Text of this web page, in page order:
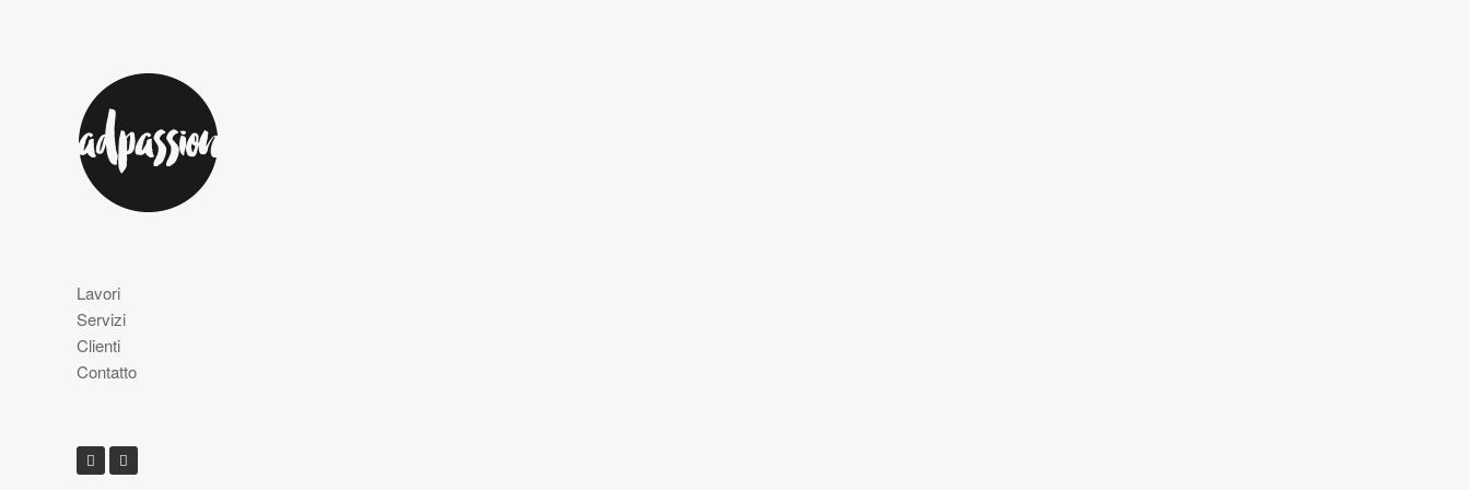
Lavori
Servizi
Clienti
Contatto